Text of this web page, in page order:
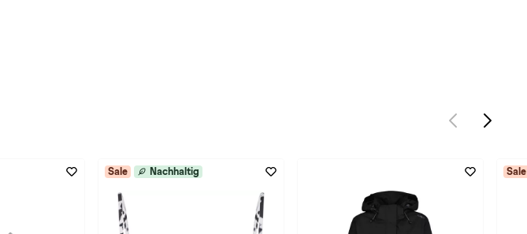
Sale Nachhaltig Sale